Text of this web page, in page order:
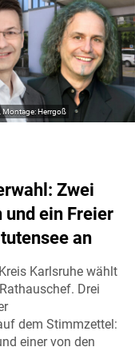
Montage: Herrgoß
Zwei
ein Freier
an
Karlsruhe wählt
Drei
dem Stimmzettel:
einer von den